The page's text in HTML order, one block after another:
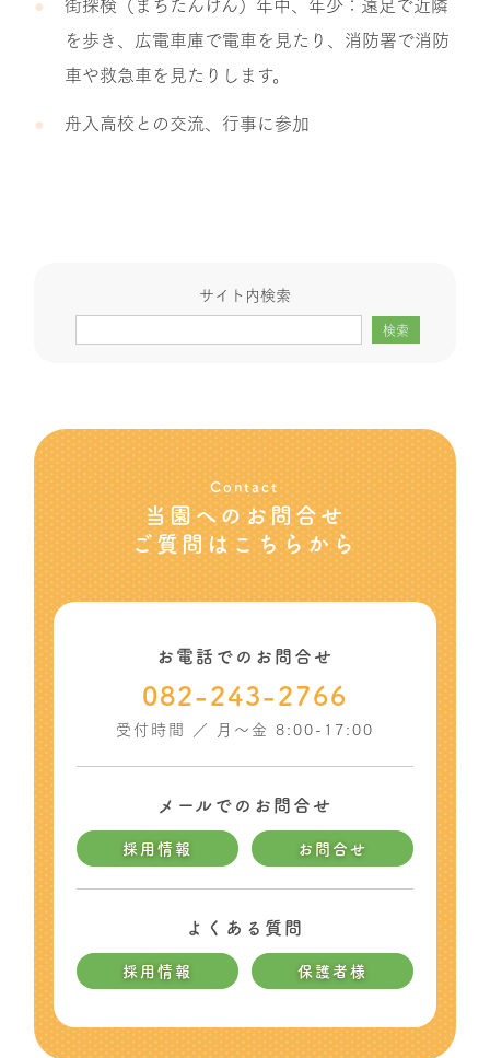
を歩き、広電車庫で電車を見たり、消防署で消防
車や救急車を見たりします。
舟入高校との交流、行事に参加
サイト内検索
検索
Contact
当園へのお問合せ
ご質問はこちらから
お電話でのお問合せ
082-243-2766
受付時間 ／ 月〜金 8:00-17:00
メールでのお問合せ
採用情報 お問合せ
よくある質問
採用情報 保護者様